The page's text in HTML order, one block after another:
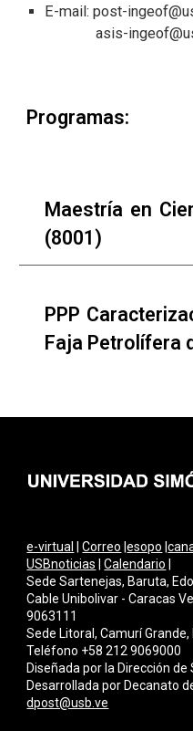
E-mail:post-ingeof
asis-
Programas:
Maestría en
(8001)
PPP
Faja Petrolífera
e-virtual |Correo |esopo |
USBnoticias |Calendario
Sede Sartenejas, Baruta,
Cable Unibolivar - Caracas
9063111
Sede Litoral, Camurí
Teléfono +58 212 9069000
Diseñada por la Dirección
Desarrollada por Decanato
dpost@usb.ve